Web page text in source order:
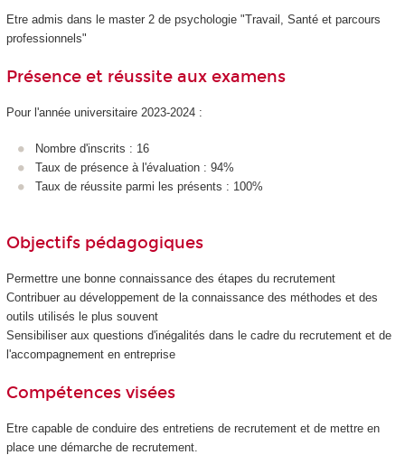
Etre admis dans le master 2 de psychologie "Travail, Santé et parcours
professionnels"
Présence et réussite aux examens
Pour l'année universitaire 2023-2024 :
Nombre d'inscrits : 16
Taux de présence à l'évaluation : 94%
Taux de réussite parmi les présents : 100%
Objectifs pédagogiques
Permettre une bonne connaissance des étapes du recrutement
Contribuer au développement de la connaissance des méthodes et des
outils utilisés le plus souvent
Sensibiliser aux questions d'inégalités dans le cadre du recrutement et de
l'accompagnement en entreprise
Compétences visées
Etre capable de conduire des entretiens de recrutement et de mettre en
place une démarche de recrutement.